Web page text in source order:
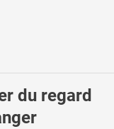
du regard